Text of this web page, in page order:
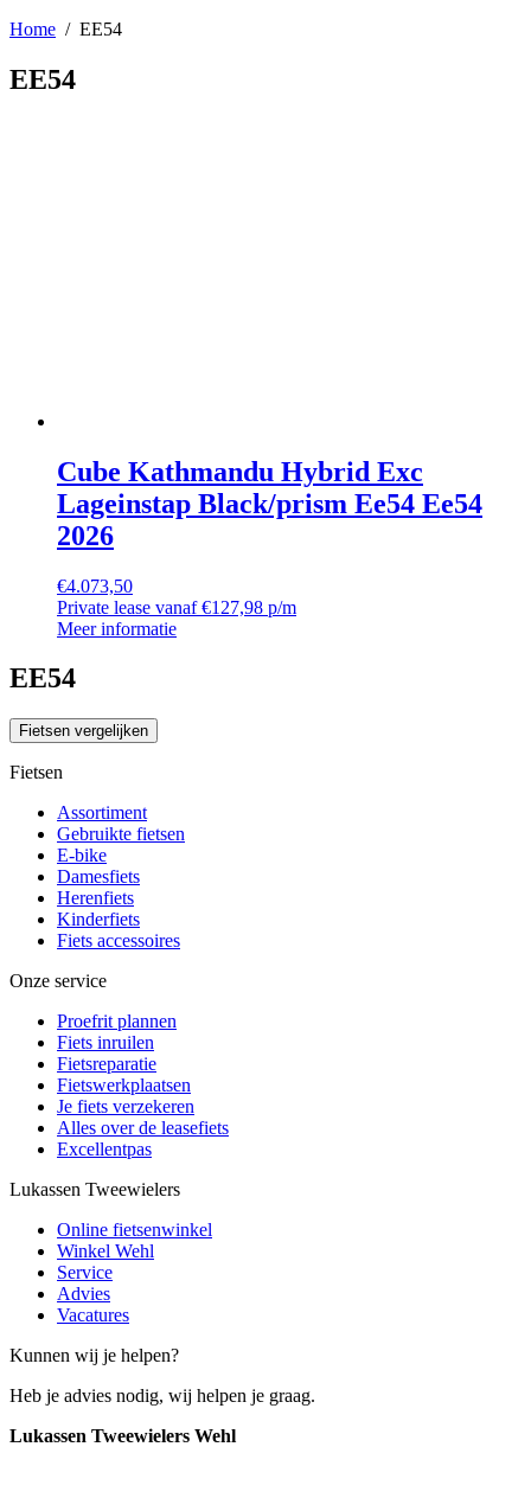
Home / EE54
EE54
Cube Kathmandu Hybrid Exc
Lageinstap Black/prism Ee54 Ee54
2026
€4.073,50
Private lease vanaf €127,98 p/m
Meer informatie
EE54
Fietsen vergelijken
Fietsen
Assortiment
Gebruikte fietsen
E-bike
Damesfiets
Herenfiets
Kinderfiets
Fiets accessoires
Onze service
Proefrit plannen
Fiets inruilen
Fietsreparatie
Fietswerkplaatsen
Je fiets verzekeren
Alles over de leasefiets
Excellentpas
Lukassen Tweewielers
Online fietsenwinkel
Winkel Wehl
Service
Advies
Vacatures
Kunnen wij je helpen?
Heb je advies nodig, wij helpen je graag.
Lukassen Tweewielers Wehl